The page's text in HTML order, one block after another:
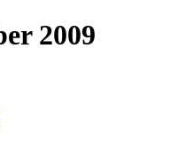
2009